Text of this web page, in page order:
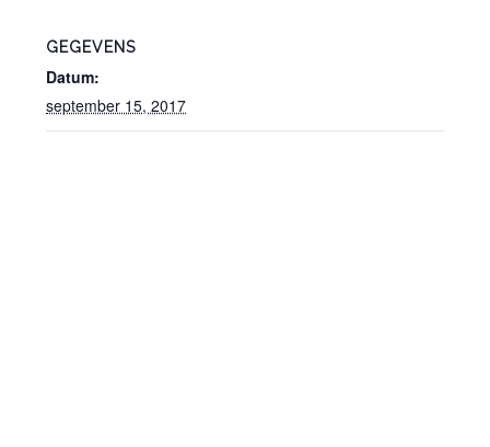
GEGEVENS
Datum:
september 15, 2017